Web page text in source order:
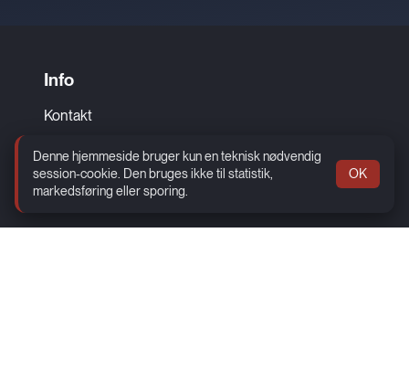
Info
Kontakt
Cookie og privatlivspolitik
Denne hjemmeside bruger kun en teknisk nødvendig
session-cookie. Den bruges ikke til statistik,
markedsføring eller sporing.
OK